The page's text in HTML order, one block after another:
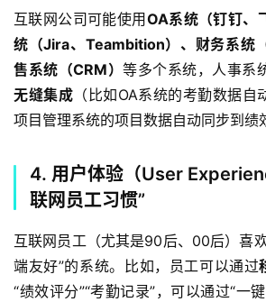
互联网公司可能使用 OA系统（钉钉、
统（Jira、Teambition）、财务系统
售系统（CRM）等多个系统，人事系
无缝集成 （比如OA系统的考勤数据自
项目管理系统的项目数据自动同步到绩
4. 用户体验（User
联网员工习惯”
互联网员工（尤其是90后、00后）喜
端友好”的系统。比如，员工可以通过
“绩效评分”“考勤记录”，可以通过“一